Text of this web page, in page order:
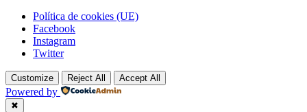
Footer
navigation
Política de cookies (UE)
Facebook
Instagram
Twitter
Customize Reject All Accept All
Powered by
✖